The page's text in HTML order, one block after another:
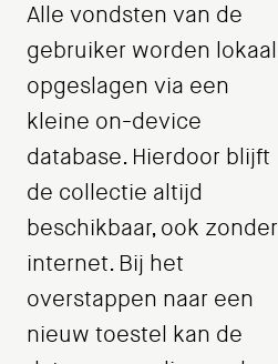
Alle vondsten van de
gebruiker worden lokaal
opgeslagen via een
kleine on-device
database. Hierdoor blijft
de collectie altijd
beschikbaar, ook zonder
internet. Bij het
overstappen naar een
nieuw toestel kan de